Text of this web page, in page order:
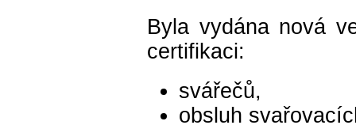
Byla vydána nová
certifikaci:
svářečů,
obsluh